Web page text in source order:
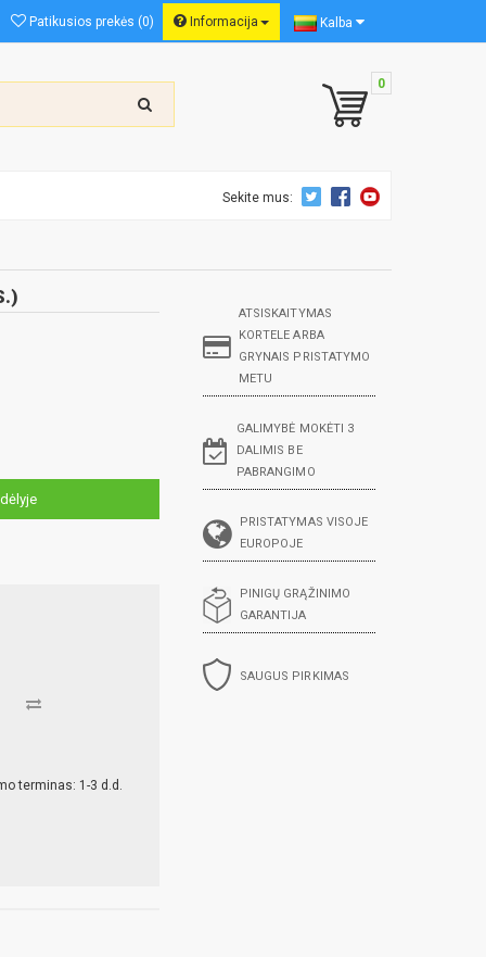
Patikusios prekės (0) Informacija Kalba
0
Sekite mus:
terminas: 1-3 d.d.
ATSISKAITYMAS
KORTELE ARBA
GRYNAIS PRISTATYMO
METU
GALIMYBĖ MOKĖTI 3
DALIMIS BE
PABRANGIMO
PRISTATYMAS VISOJE
EUROPOJE
PINIGŲ GRĄŽINIMO
GARANTIJA
SAUGUS PIRKIMAS